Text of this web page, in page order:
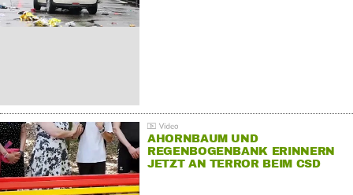
AHORNBAUM UND
REGENBOGENBANK ERINNERN
JETZT AN TERROR BEIM CSD